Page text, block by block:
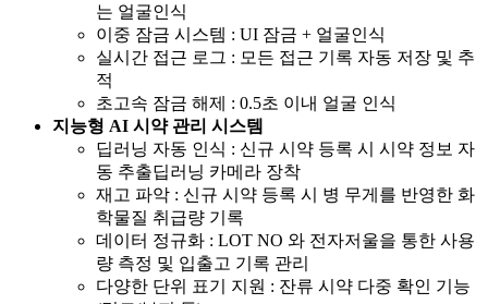
는 얼굴인식
이중 잠금 시스템 : UI 잠금 + 얼굴인식
실시간 접근 로그 : 모든 접근 기록 자동 저장 및 추
적
초고속 잠금 해제 : 0.5초 이내 얼굴 인식
지능형 AI 시약 관리 시스템
딥러닝 자동 인식 : 신규 시약 등록 시 시약 정보 자
동 추출딥러닝 카메라 장착
재고 파악 : 신규 시약 등록 시 병 무게를 반영한 화
학물질 취급량 기록
데이터 정규화 : LOT NO 와 전자저울을 통한 사용
량 측정 및 입출고 기록 관리
다양한 단위 표기 지원 : 잔류 시약 다중 확인 기능